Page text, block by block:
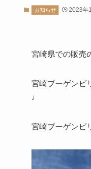
お知らせ 2023年
宮崎県での販売
宮崎ブーゲンビ
♩
宮崎ブーゲンビ